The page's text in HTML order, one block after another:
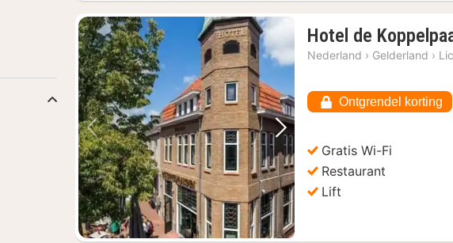
Vorige foto Volgende foto
Hotel de
Nederland › Gelderland ›
Ontgrendel korting
Gratis Wi-Fi
Restaurant
Lift